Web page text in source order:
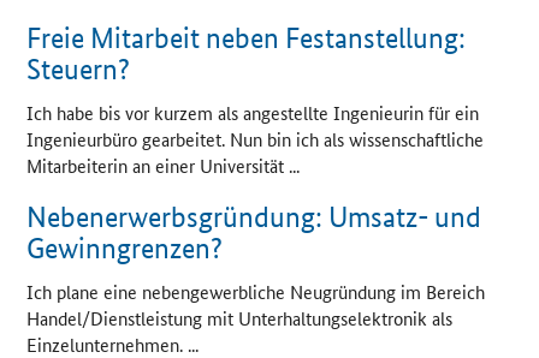
Freie Mitarbeit neben Festanstellung:
Steuern?
Ich habe bis vor kurzem als angestellte Ingenieurin für ein
Ingenieurbüro gearbeitet. Nun bin ich als wissenschaftliche
Mitarbeiterin an einer Universität ...
Nebenerwerbsgründung: Umsatz- und
Gewinngrenzen?
Ich plane eine nebengewerbliche Neugründung im Bereich
Handel/Dienstleistung mit Unterhaltungselektronik als
Einzelunternehmen. ...